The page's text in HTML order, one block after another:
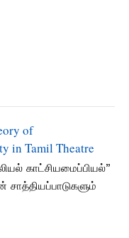
of
in Tamil Theatre
காட்சியமைப்பியல்”